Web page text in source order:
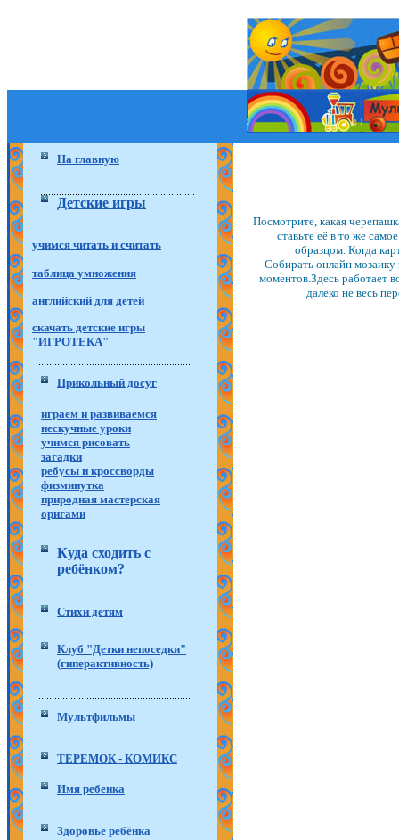
На главную
Детские игры
учимся читать и считать
таблица умножения
английский для детей
скачать детские игры
"ИГРОТЕКА"
Прикольный досуг
играем и развиваемся
нескучные уроки
учимся рисовать
загадки
ребусы и кроссворды
физминутка
природная мастерская
оригами
Куда сходить с
ребёнком?
Стихи детям
Клуб "Детки непоседки"
(гиперактивность)
Мультфильмы
ТЕРЕМОК - КОМИКС
Имя ребенка
Здоровье ребёнка
Посмотрите, какая
ставьте её в то же
образцом. Когда
Собирать онлайн мозаику
моментов.Здесь работает
далеко не весь